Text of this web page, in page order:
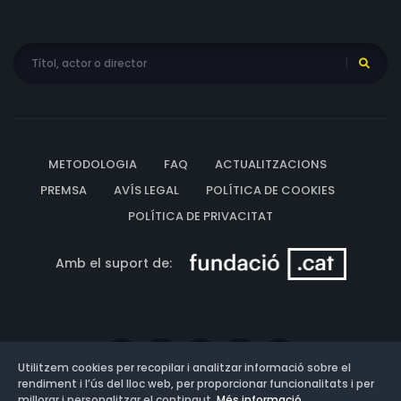
METODOLOGIA FAQ
ACTUALITZACIONS
PREMSA
AVÍS LEGAL
POLÍTICA DE COOKIES
POLÍTICA DE PRIVACITAT
Amb el suport de:
Utilitzem cookies per recopilar i analitzar informació sobre el
rendiment i l’ús del lloc web, per proporcionar funcionalitats i per